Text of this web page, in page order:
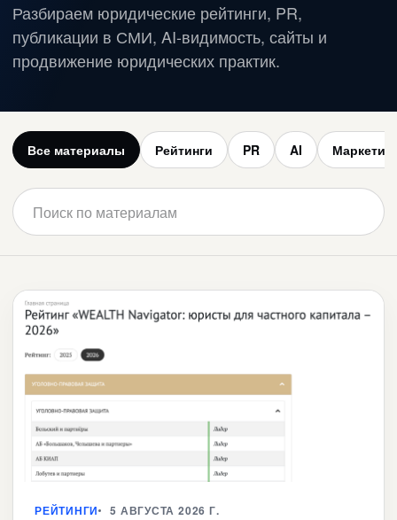
Разбираем юридические рейтинги, PR,
публикации в СМИ, AI-видимость, сайты и
продвижение юридических практик.
Все материалы Рейтинги PR AI Маркетинг
РЕЙТИНГИ 5 АВГУСТА 2026 Г.